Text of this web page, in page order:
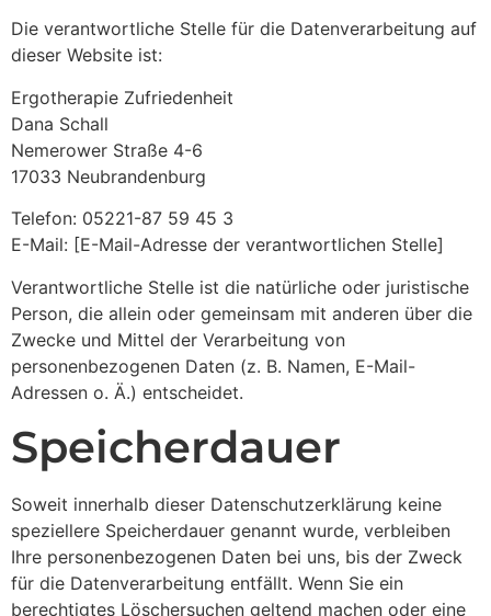
Die verantwortliche Stelle für die Datenverarbeitung auf
dieser Website ist:
Ergotherapie Zufriedenheit
Dana Schall
Nemerower Straße 4-6
17033 Neubrandenburg
Telefon: 05221-87 59 45 3
E-Mail: [E-Mail-Adresse der verantwortlichen Stelle]
Verantwortliche Stelle ist die natürliche oder juristische
Person, die allein oder gemeinsam mit anderen über die
Zwecke und Mittel der Verarbeitung von
personenbezogenen Daten (z. B. Namen, E-Mail-
Adressen o. Ä.) entscheidet.
Speicherdauer
Soweit innerhalb dieser Datenschutzerklärung keine
speziellere Speicherdauer genannt wurde, verbleiben
Ihre personenbezogenen Daten bei uns, bis der Zweck
für die Datenverarbeitung entfällt. Wenn Sie ein
berechtigtes Löschersuchen geltend machen oder eine